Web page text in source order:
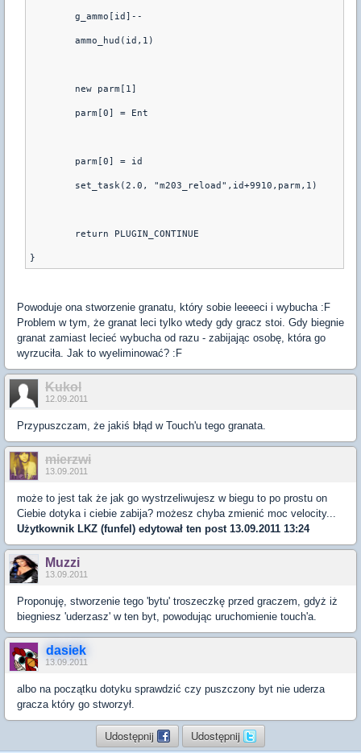
	g_ammo[id]--
	ammo_hud(id,1)
	new parm[1]
	parm[0] = Ent
	parm[0] = id
	set_task(2.0, "m203_reload",id+9910,parm,1)
	return PLUGIN_CONTINUE
Powoduje ona stworzenie granatu, który sobie leeeeci i wybucha :F
Problem w tym, że granat leci tylko wtedy gdy gracz stoi. Gdy biegnie
granat zamiast lecieć wybucha od razu - zabijając osobę, która go
wyrzuciła. Jak to wyeliminować? :F
Kukol
12.09.2011
Przypuszczam, że jakiś błąd w Touch'u tego granata.
mierzwi
13.09.2011
może to jest tak że jak go wystrzeliwujesz w biegu to po prostu on
Ciebie dotyka i ciebie zabija? możesz chyba zmienić moc velocity...
Użytkownik LKZ (funfel) edytował ten post 13.09.2011 13:24
Muzzi
13.09.2011
Proponuję, stworzenie tego 'bytu' troszeczkę przed graczem, gdyż iż
biegniesz 'uderzasz' w ten byt, powodując uruchomienie touch'a.
dasiek
13.09.2011
albo na początku dotyku sprawdzić czy puszczony byt nie uderza
gracza który go stworzył.
Udostępnij Udostępnij